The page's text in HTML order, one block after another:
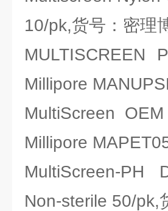
10/pk,货号：密理
Millipore
MultiScreen
Millipore
MultiScreen-PH
Non-sterile 50/pk,